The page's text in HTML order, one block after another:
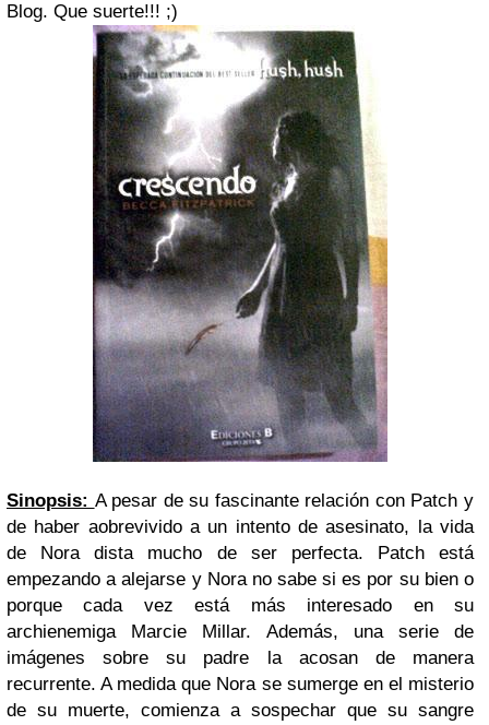
Blog. Que suerte!!! ;)
Sinopsis: A pesar de su fascinante relación con Patch y
de haber aobrevivido a un intento de asesinato, la vida
de Nora dista mucho de ser perfecta. Patch está
empezando a alejarse y Nora no sabe si es por su bien o
porque cada vez está más interesado en su
archienemiga Marcie Millar. Además, una serie de
imágenes sobre su padre la acosan de manera
recurrente. A medida que Nora se sumerge en el misterio
de su muerte, comienza a sospechar que su sangre